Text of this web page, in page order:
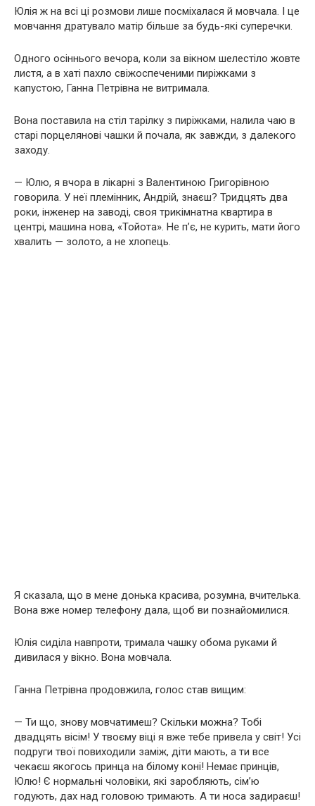
Юлія ж на всі ці розмови лише посміхалася й мовчала. І це
мовчання дратувало матір більше за будь-які суперечки.
Одного осіннього вечора, коли за вікном шелестіло жовте
листя, а в хаті пахло свіжоспеченими пиріжками з
капустою, Ганна Петрівна не витримала.
Вона поставила на стіл тарілку з пиріжками, налила чаю в
старі порцелянові чашки й почала, як завжди, з далекого
заходу.
— Юлю, я вчора в лікарні з Валентиною Григорівною
говорила. У неї племінник, Андрій, знаєш? Тридцять два
роки, інженер на заводі, своя трикімнатна квартира в
центрі, машина нова, «Тойота». Не п’є, не курить, мати його
хвалить — золото, а не хлопець.
Я сказала, що в мене донька красива, розумна, вчителька.
Вона вже номер телефону дала, щоб ви познайомилися.
Юлія сиділа навпроти, тримала чашку обома руками й
дивилася у вікно. Вона мовчала.
Ганна Петрівна продовжила, голос став вищим:
— Ти що, знову мовчатимеш? Скільки можна? Тобі
двадцять вісім! У твоєму віці я вже тебе привела у світ! Усі
подруги твої повиходили заміж, діти мають, а ти все
чекаєш якогось принца на білому коні! Немає принців,
Юлю! Є нормальні чоловіки, які заробляють, сім’ю
годують, дах над головою тримають. А ти носа задираєш!